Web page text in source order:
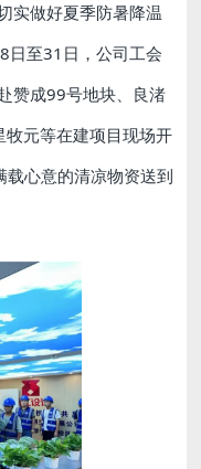
实做好夏季防暑降温
日至31日，公司工会
赞成99号地块、良渚
元等在建项目现场开
载心意的清凉物资送到